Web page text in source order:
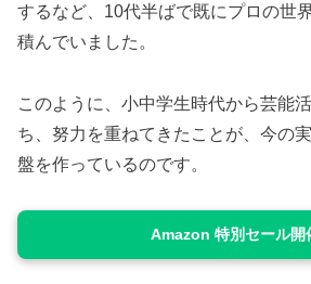
するなど、10代半ばで既にプロの世
積んでいました。
このように、小中学生時代から芸能
ち、努力を重ねてきたことが、今の
盤を作っているのです。
Amazon 特別セール開